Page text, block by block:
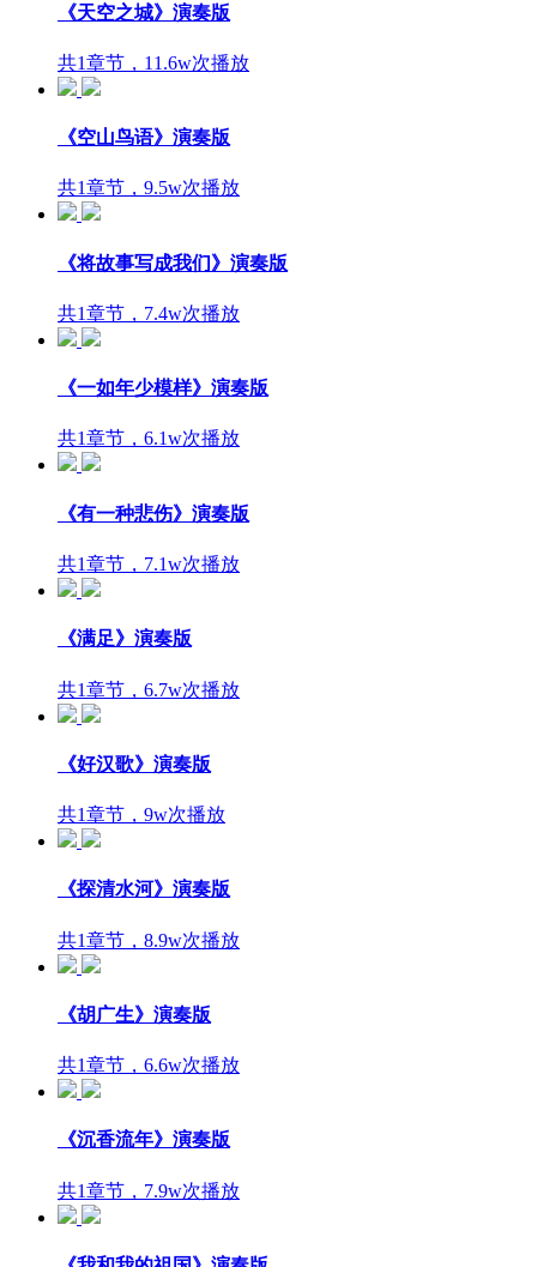
《天空之城》演奏版
共1章节，11.6w次播放
《空山鸟语》演奏版
共1章节，9.5w次播放
《将故事写成我们》演奏版
共1章节，7.4w次播放
《一如年少模样》演奏版
共1章节，6.1w次播放
《有一种悲伤》演奏版
共1章节，7.1w次播放
《满足》演奏版
共1章节，6.7w次播放
《好汉歌》演奏版
共1章节，9w次播放
《探清水河》演奏版
共1章节，8.9w次播放
《胡广生》演奏版
共1章节，6.6w次播放
《沉香流年》演奏版
共1章节，7.9w次播放